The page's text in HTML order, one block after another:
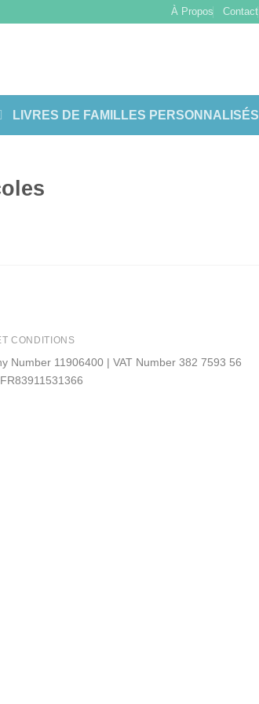
À Propos Contact
LIVRES DE FAMILLES PERSONNALISÉS
CONDITIONS
Number 11906400 | VAT Number 382 7593 56